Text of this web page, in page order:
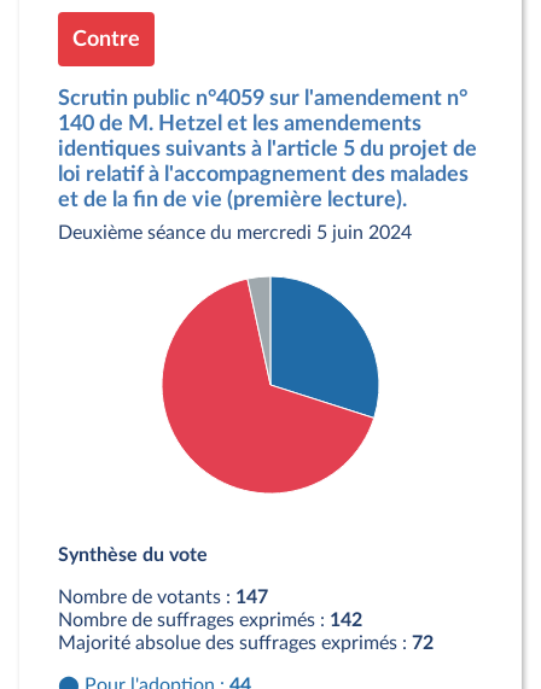
Contre
Scrutin public n°4059 sur l'amendement n°
140 de M. Hetzel et les amendements
identiques suivants à l'article 5 du projet de
loi relatif à l'accompagnement des malades
et de la fin de vie (première lecture).
Deuxième séance du mercredi 5 juin 2024
Contre : 98 députés
Synthèse du vote
Nombre de votants : 147
Nombre de suffrages exprimés : 142
Majorité absolue des suffrages exprimés : 72